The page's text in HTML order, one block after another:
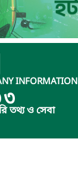
INFORMATION
তথ্য ও সেবা